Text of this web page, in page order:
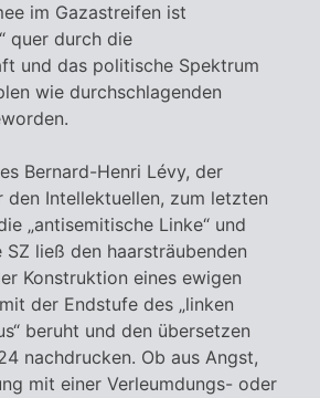
im Gazastreifen ist
quer durch die
und das politische Spektrum
wie durchschlagenden
Bernard-Henri Lévy, der
Intellektuellen, zum letzten
„antisemitische Linke“ und
ließ den haarsträubenden
Konstruktion eines ewigen
der Endstufe des „linken
beruht und den übersetzen
nachdrucken. Ob aus Angst,
mit einer Verleumdungs- oder